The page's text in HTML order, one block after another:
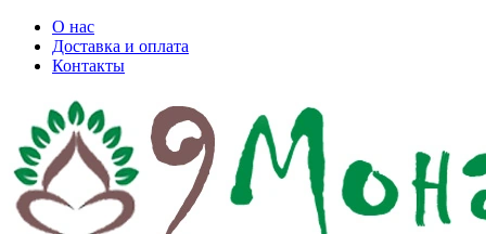
О нас
Доставка и оплата
Контакты